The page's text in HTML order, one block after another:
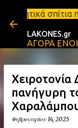
ενοικίαση
LAKONES.gr
ΑΓΟΡΑ
Χειροτονία
πανήγυρη
Φεβρουαρίου 14, 2025